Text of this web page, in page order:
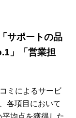
サポートの品
」「営業担
ミによるサービ
各項目において